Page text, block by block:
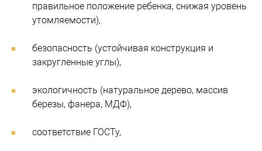
правильное положение ребенка, снижая уровень
утомляемости),
безопасность (устойчивая конструкция и
закругленные углы),
экологичность (натуральное дерево, массив
березы, фанера, МДФ),
соответствие ГОСТу,